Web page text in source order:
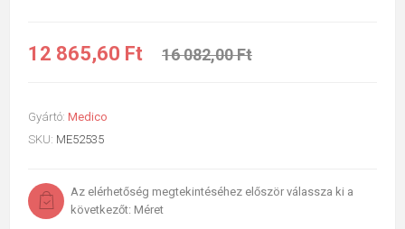
12 865,60 Ft 16 082,00 Ft
Gyártó: Medico
SKU: ME52535
Az elérhetőség megtekintéséhez először válassza ki a
következőt: Méret